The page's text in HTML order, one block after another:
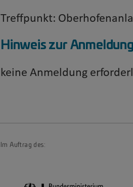
Treffpunkt:
Hinweis zur
keine Anmeldung
Im Auftrag des: